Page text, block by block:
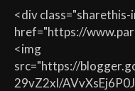
<div
href="https://
<img
src="https://
29vZ2xl/